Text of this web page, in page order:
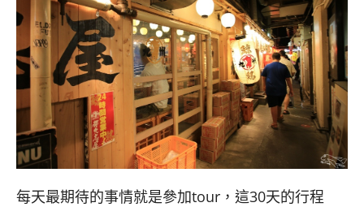
每天最期待的事情就是參加tour ，這30天的行程